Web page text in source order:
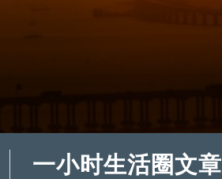
一小时生活圈文章